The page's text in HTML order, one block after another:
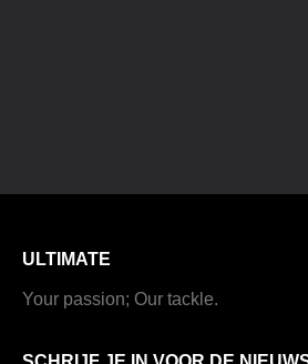
ULTIMATE
Your passion; Our tackle.